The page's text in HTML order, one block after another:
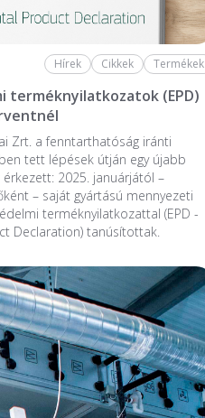
Hírek Cikkek Termékek
terméknyilatkozatok (EPD)
Zrt. a fenntarthatóság iránti
tett lépések útján egy újabb
2025. januárjától –
– saját gyártású mennyezeti
terméknyilatkozattal (EPD -
Declaration) tanúsítottak.